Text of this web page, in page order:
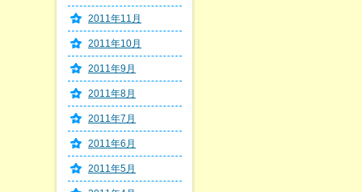
2011年11月
2011年10月
2011年9月
2011年8月
2011年7月
2011年6月
2011年5月